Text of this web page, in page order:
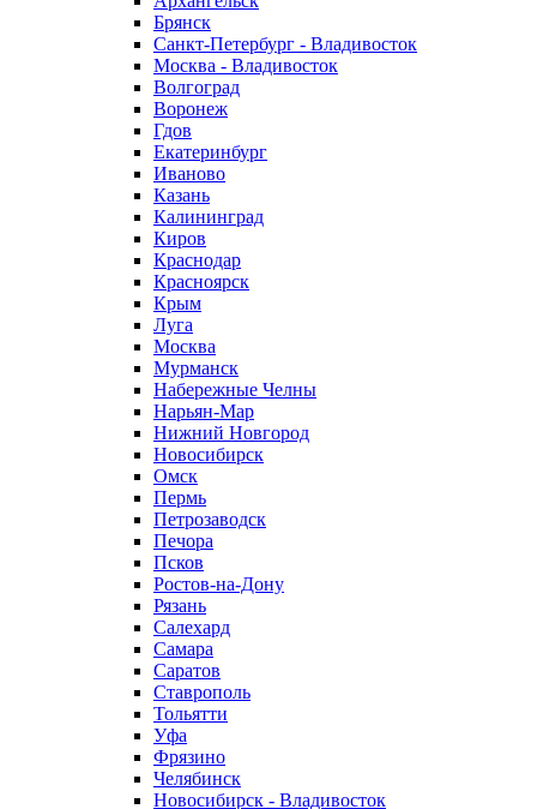
Брянск
Санкт-Петербург - Владивосток
Москва - Владивосток
Волгоград
Воронеж
Гдов
Екатеринбург
Иваново
Казань
Калининград
Киров
Краснодар
Красноярск
Крым
Луга
Москва
Мурманск
Набережные Челны
Нарьян-Мар
Нижний Новгород
Новосибирск
Омск
Пермь
Петрозаводск
Печора
Псков
Ростов-на-Дону
Рязань
Салехард
Самара
Саратов
Ставрополь
Тольятти
Уфа
Фрязино
Челябинск
Новосибирск - Владивосток